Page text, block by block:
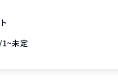
未定